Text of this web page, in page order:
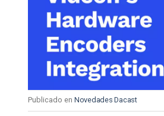
Publicado en Novedades Dacast